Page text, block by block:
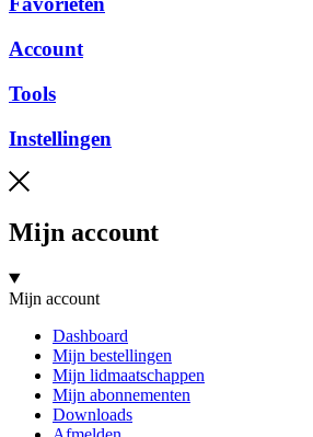
Account
Tools
Instellingen
Mijn account
Mijn account
Dashboard
Mijn bestellingen
Mijn lidmaatschappen
Mijn abonnementen
Downloads